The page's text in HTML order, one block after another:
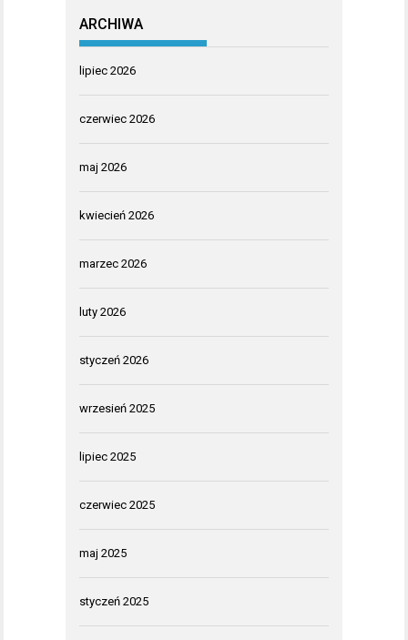
ARCHIWA
lipiec 2026
czerwiec 2026
maj 2026
kwiecień 2026
marzec 2026
luty 2026
styczeń 2026
wrzesień 2025
lipiec 2025
czerwiec 2025
maj 2025
styczeń 2025